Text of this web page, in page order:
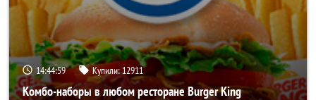
14:44:56 Купили:12911
Комбо-наборы в любом ресторане Burger King